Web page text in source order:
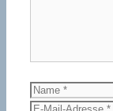
Name
E-